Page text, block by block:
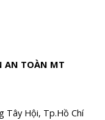
AN TOÀN MT
Tây Hội, Tp.Hồ Chí